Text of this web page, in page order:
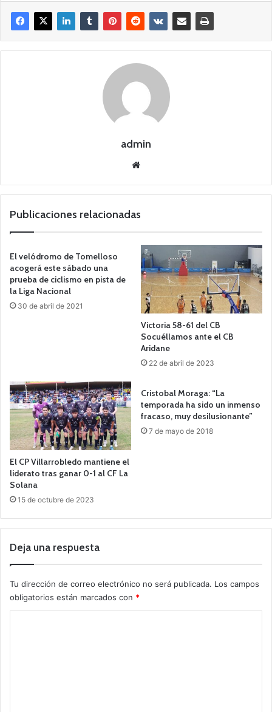
admin
we
Publicaciones relacionadas
El velódromo de Tomelloso
acogerá este sábado una
prueba de ciclismo en pista de
la Liga Nacional
30 de abril de 2021
Victoria 58-61 del CB
Socuéllamos ante el CB
Aridane
22 de abril de 2023
El CP Villarrobledo mantiene el
liderato tras ganar 0-1 al CF La
Solana
15 de octubre de 2023
Cristobal Moraga: “La
temporada ha sido un inmenso
fracaso, muy desilusionante”
7 de mayo de 2018
Deja una respuesta
Tu dirección de correo electrónico no será publicada. Los campos
obligatorios están marcados con *